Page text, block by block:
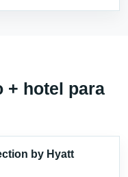
+ hotel para
by Hyatt